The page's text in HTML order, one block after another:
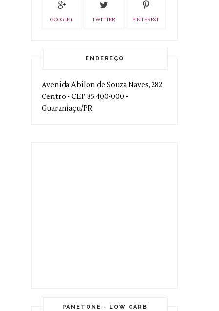
GOOGLE+ TWITTER PINTEREST
ENDEREÇO
Avenida Abilon de Souza Naves, 282,
Centro - CEP 85.400-000 -
Guaraniaçu/PR
PANETONE - LOW CARB